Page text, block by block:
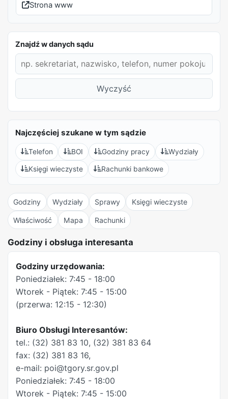
Strona www
Znajdź w danych sądu
Wyczyść
Najczęściej szukane w tym sądzie
Telefon BOI Godziny pracy Wydziały
Księgi wieczyste Rachunki bankowe
Godziny Wydziały Sprawy Księgi wieczyste
Właściwość Mapa Rachunki
Godziny i obsługa interesanta
Godziny urzędowania:
Poniedziałek: 7:45 - 18:00
Wtorek - Piątek: 7:45 - 15:00
(przerwa: 12:15 - 12:30)
Biuro Obsługi Interesantów:
tel.: (32) 381 83 10, (32) 381 83 64
fax: (32) 381 83 16,
e-mail: poi@tgory.sr.gov.pl
Poniedziałek: 7:45 - 18:00
Wtorek - Piątek: 7:45 - 15:00